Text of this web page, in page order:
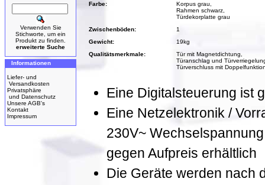
Verwenden Sie
Stichworte, um ein
Produkt zu finden.
erweiterte Suche
Informationen
Liefer- und
Versandkosten
Privatsphäre
und Datenschutz
Unsere AGB's
Kontakt
Impressum
Farbe:
Korpus grau,
Rahmen schwarz,
Türdekorplatte grau
Zwischenböden:
1
Gewicht:
19kg
Qualitätsmerkmale:
Tür mit Magnetdichtung,
Türanschlag und
Türverschluss mit
Eine Digitalsteuerung ist
Eine Netzelektronik /
230V~
gegen Aufpreis erhältlich
Die Geräte werden nach